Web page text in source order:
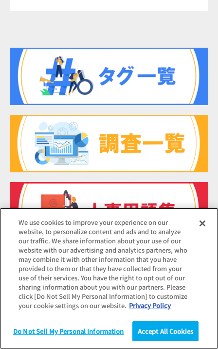
統計（データ） コラム
We use cookies to improve your experience on our
website, to personalize content and ads and to analyze
our traffic. We share information about your use of our
website with our advertising and analytics partners, who
may combine it with other information that you have
provided to them or that they have collected from your
use of their services. You have the right to opt out of our
sharing information about you with our partners. Please
click [Do Not Sell My Personal Information] to customize
your cookie settings on our website. Privacy Policy
Do Not Sell My Personal Information Accept All Cookies